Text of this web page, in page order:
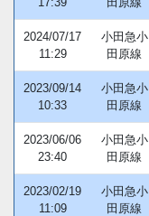
2024/07/17
11:29
小田急小
田原線
2023/09/14
10:33
小田急小
田原線
2023/06/06
23:40
小田急小
田原線
2023/02/19
11:09
小田急小
田原線